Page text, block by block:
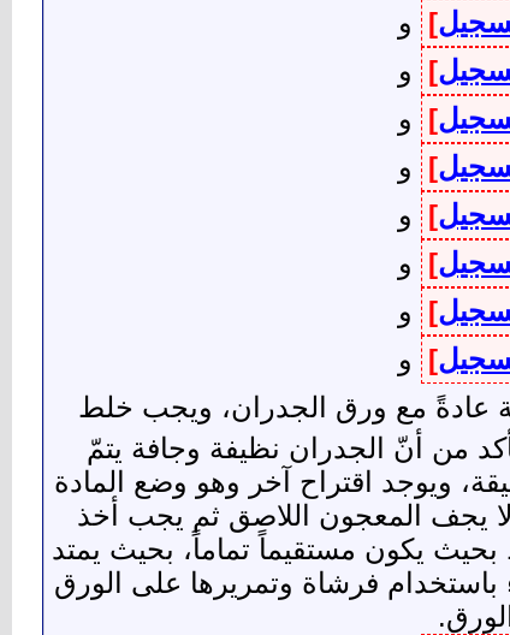
] و
] و
] و
] و
] و
] و
] و
] و
عادةً مع ورق الجدران، ويجب خلط
من أنّ الجدران نظيفة وجافة يتمّ
ويوجد اقتراح آخر وهو وضع المادة
يجف المعجون اللاصق ثم يجب أخذ
بحيث يكون مستقيماً تماماً، بحيث يمتد
باستخدام فرشاة وتمريرها على الورق